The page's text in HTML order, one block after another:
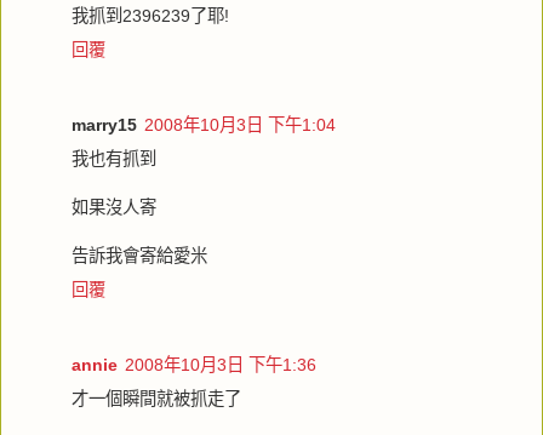
我抓到2396239了耶!
回覆
marry15 2008年10月3日 下午1:04
我也有抓到
如果沒人寄
告訴我會寄給愛米
回覆
annie 2008年10月3日 下午1:36
才一個瞬間就被抓走了